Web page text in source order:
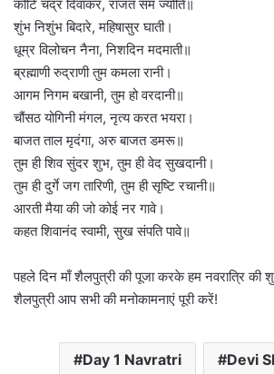
कोटि चंद्र दिवाकर, राजत सम ज्योति॥
शुंभ निशुंभ बिदारे, महिषासुर घाती।
धूम्र विलोचन नैना, निशदिन मदमाती॥
ब्रह्माणी रुद्राणी तुम कमला रानी।
आगम निगम बखानी, तुम हो वरदानी॥
चौंसठ योगिनी मंगल, नृत्य करत भयरा।
बाजत ताल मृदंगा, अरु बाजत डमरू॥
तुम ही शिव सुंदर शुभ, तुम ही वेद सुखदानी।
तुम ही दुर्गे जग तारिणी, तुम ही सृष्टि रचानी॥
आरती मैया की जो कोई नर गावे।
कहत शिवानंद स्वामी, सुख संपति पावे॥
पहले दिन माँ शैलपुत्री की पूजा करके हम नवरात्रि
शैलपुत्री आप सभी की मनोकामनाएं पूरी करें!
Day 1 Navratri Devi